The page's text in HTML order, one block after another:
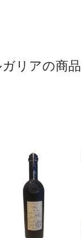
リアの商